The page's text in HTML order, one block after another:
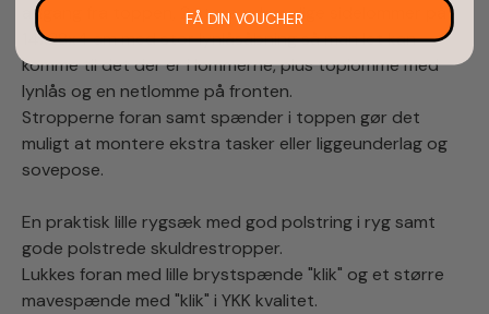
adgang fra toppen, 2 store udvendige sidelommer på
14x28x4 cm med stor lynlåsåbning så man let kan
komme til det der er i lommerne, plus toplomme med
lynlås og en netlomme på fronten.
Stropperne foran samt spænder i toppen gør det
muligt at montere ekstra tasker eller liggeunderlag og
sovepose.
En praktisk lille rygsæk med god polstring i ryg samt
gode polstrede skuldrestropper.
Lukkes foran med lille brystspænde "klik" og et større
mavespænde med "klik" i YKK kvalitet.
FÅ DIN VOUCHER